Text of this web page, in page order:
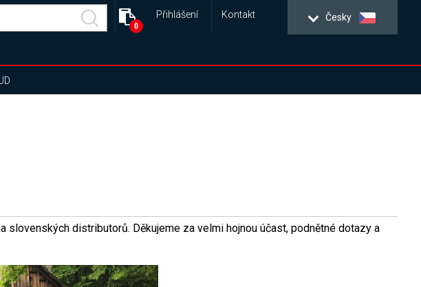
Česky
Přihlášení Kontakt
0
distributorů. Děkujeme za velmi hojnou účast, podnětné dotazy a